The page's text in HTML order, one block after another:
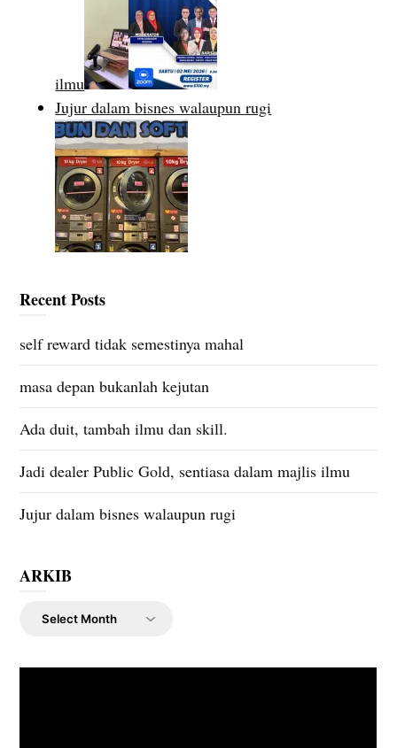
ilmu
Jujur dalam bisnes walaupun rugi
Recent Posts
self reward tidak semestinya mahal
masa depan bukanlah kejutan
Ada duit, tambah ilmu dan skill.
Jadi dealer Public Gold, sentiasa dalam majlis ilmu
Jujur dalam bisnes walaupun rugi
ARKIB
ARKIB